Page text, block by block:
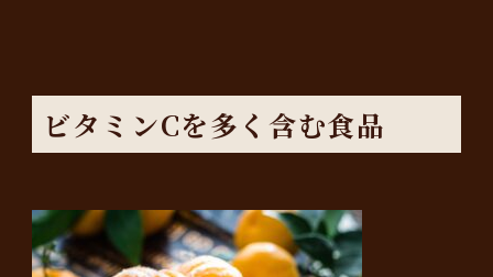
ビタミンCを多く含む食品